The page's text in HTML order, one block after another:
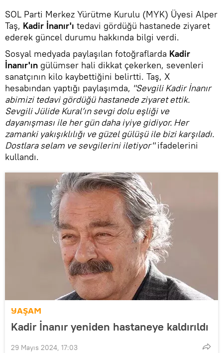
SOL Parti Merkez Yürütme Kurulu (MYK) Üyesi Alper
Taş, Kadir İnanır'ı tedavi gördüğü hastanede ziyaret
ederek güncel durumu hakkında bilgi verdi.
Sosyal medyada paylaşılan fotoğraflarda Kadir
İnanır'ın gülümser hali dikkat çekerken, sevenleri
sanatçının kilo kaybettiğini belirtti. Taş, X
hesabından yaptığı paylaşımda, "Sevgili Kadir İnanır
abimizi tedavi gördüğü hastanede ziyaret ettik.
Sevgili Jülide Kural’ın sevgi dolu eşliği ve
dayanışması ile her gün daha iyiye gidiyor. Her
zamanki yakışıklılığı ve güzel gülüşü ile bizi karşıladı.
Dostlara selam ve sevgilerini iletiyor"ifadelerini
kullandı.
YAŞAM
Kadir İnanır yeniden hastaneye kaldırıldı
29 Mayıs 2024, 17:03